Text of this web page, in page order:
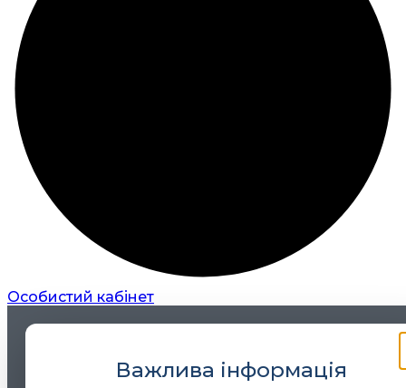
Особистий кабінет
Важлива інформація